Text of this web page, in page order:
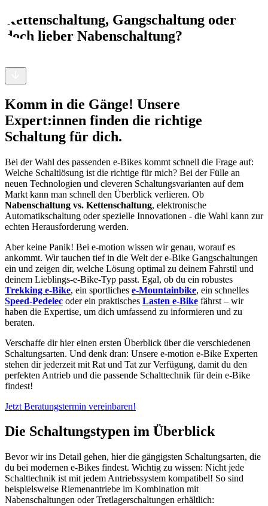
Kettenschaltung, Gangschaltung oder
doch lieber Nabenschaltung?
Komm in die Gänge! Unsere
Expert:innen finden die richtige
Schaltung für dich.
Bei der Wahl des passenden e-Bikes kommt schnell die Frage auf:
Welche Schaltlösung ist die richtige für mich? Bei der Fülle an
neuen Technologien und cleveren Schaltungsvarianten auf dem
Markt kann man schnell den Überblick verlieren. Ob
Nabenschaltung vs. Kettenschaltung, elektronische
Automatikschaltung oder spezielle Innovationen - die Wahl kann zur
echten Herausforderung werden.
Aber keine Panik! Bei e-motion wissen wir genau, worauf es
ankommt. Wir tauchen tief in die Welt der e-Bike Gangschaltungen
ein und zeigen dir, welche Lösung optimal zu deinem Fahrstil und
deinem Lieblings-e-Bike-Typ passt. Egal, ob du ein robustes
Trekking e-Bike, ein sportliches e-Mountainbike, ein schnelles
Speed-Pedelec oder ein praktisches Lasten e-Bike fährst – wir
haben die Expertise, um dich umfassend zu informieren und zu
beraten.
Verschaffe dir hier einen ersten Überblick über die verschiedenen
Schaltungsarten. Und denk dran: Unsere e-motion e-Bike Experten
stehen dir jederzeit mit Rat und Tat zur Verfügung, damit du den
perfekten Antrieb und die passende Schalttechnik für dein e-Bike
findest!
Jetzt Beratungstermin vereinbaren!
Die Schaltungstypen im Überblick
Bevor wir ins Detail gehen, hier die gängigsten Schaltungsarten, die
du bei modernen e-Bikes findest. Wichtig zu wissen: Nicht jede
Schalttechnik ist mit jedem Antriebssystem kompatibel! So sind
beispielsweise Riemenantriebe im Kombination mit
Nabenschaltungen oder Tretlagerschaltungen erhältlich: